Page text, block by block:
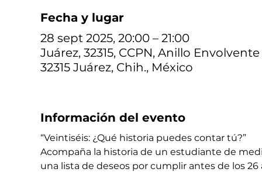
Fecha y lugar
28 sept 2025, 20:00 – 21:00
Juárez, 32315, CCPN, Anillo
32315 Juárez, Chih., México
Información del evento
“Veintiséis: ¿Qué historia puedes contar tú?”
Acompaña la historia de un estudiante de
una lista de deseos por cumplir antes de los